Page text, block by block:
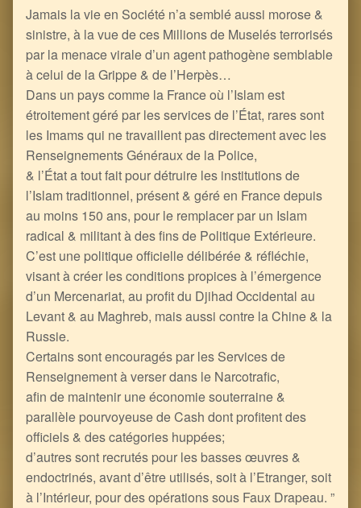
Jamais la vie en Société n’a semblé aussi morose &
sinistre, à la vue de ces Millions de Muselés terrorisés
par la menace virale d’un agent pathogène semblable
à celui de la Grippe & de l’Herpès…
Dans un pays comme la France où l’Islam est
étroitement géré par les services de l’État, rares sont
les Imams qui ne travaillent pas directement avec les
Renseignements Généraux de la Police,
& l’État a tout fait pour détruire les institutions de
l’Islam traditionnel, présent & géré en France depuis
au moins 150 ans, pour le remplacer par un Islam
radical & militant à des fins de Politique Extérieure.
C’est une politique officielle délibérée & réfléchie,
visant à créer les conditions propices à l’émergence
d’un Mercenariat, au profit du Djihad Occidental au
Levant & au Maghreb, mais aussi contre la Chine & la
Russie.
Certains sont encouragés par les Services de
Renseignement à verser dans le Narcotrafic,
afin de maintenir une économie souterraine &
parallèle pourvoyeuse de Cash dont profitent des
officiels & des catégories huppées;
d’autres sont recrutés pour les basses œuvres &
endoctrinés, avant d’être utilisés, soit à l’Etranger, soit
à l’Intérieur, pour des opérations sous Faux Drapeau. ”